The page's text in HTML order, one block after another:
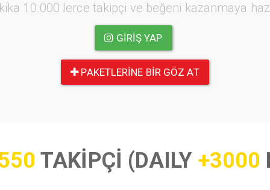
10.000 lerce takipçi ve beğeni kazanmaya
GIRIŞ YAP
PAKETLERINE BIR GÖZ AT
TAKİPÇİ (DAILY +3000